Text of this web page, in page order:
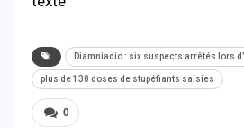
Diamniadio : six suspects arrêtés lors
plus de 130 doses de stupéfiants saisies
0